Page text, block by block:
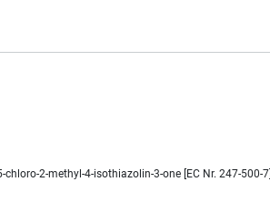
2-methyl-4-isothiazolin-3-one [EC Nr. 247-500-7]